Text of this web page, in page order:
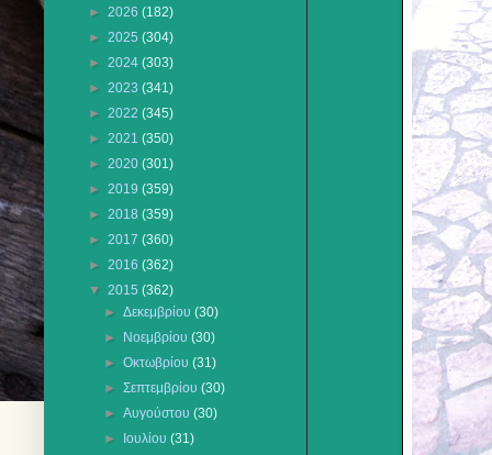
► 2026 (182)
► 2025 (304)
► 2024 (303)
► 2023 (341)
► 2022 (345)
► 2021 (350)
► 2020 (301)
► 2019 (359)
► 2018 (359)
► 2017 (360)
► 2016 (362)
▼ 2015 (362)
►Δεκεμβρίου(30)
►
Νοεμβρίου(30)
►Οκτωβρίου(31)
►Σεπτεμβρίου(30)
►Αυγούστου(30)
►
Ιουλίου(31)